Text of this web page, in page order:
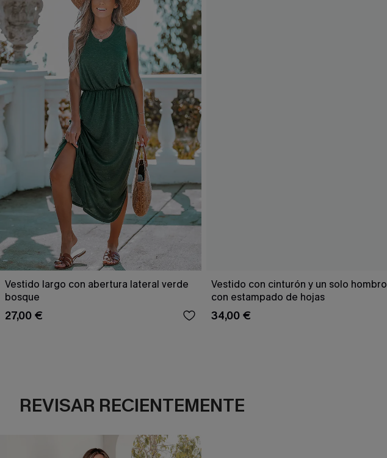
Vestido largo con abertura lateral verde
bosque
27,00 €
Vestido con cinturón y un solo hombro
con estampado de hojas
34,00 €
REVISAR RECIENTEMENTE